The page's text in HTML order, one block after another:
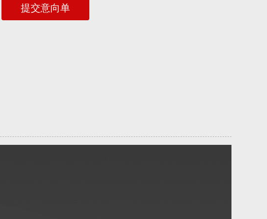
提交意向单